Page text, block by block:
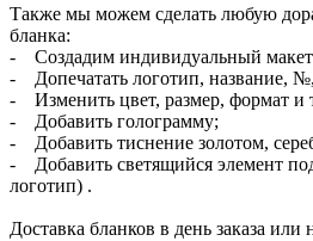
Также мы можем сделать любую
бланка:
- Создадим индивидуальный
- Допечатать логотип, название,
- Изменить цвет, размер, формат и
- Добавить голограмму;
- Добавить тиснение золотом,
- Добавить светящийся элемент
логотип) .
Доставка бланков в день заказа